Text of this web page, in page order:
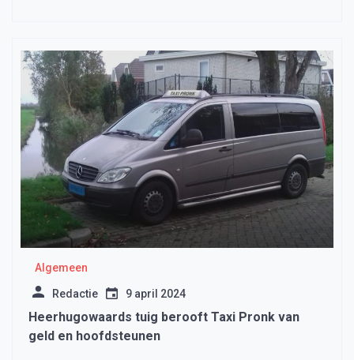
Algemeen
Redactie 9 april 2024
Heerhugowaards tuig berooft Taxi Pronk van
geld en hoofdsteunen